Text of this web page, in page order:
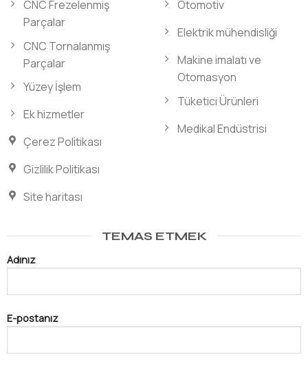
CNC Frezelenmiş
Parçalar
CNC Tornalanmış
Parçalar
Yüzey İşlem
Ek hizmetler
Çerez Politikası
Gizlilik Politikası
Site haritası
Otomotiv
Elektrik mühendisliği
Makine imalatı ve
Otomasyon
Tüketici Ürünleri
Medikal Endüstrisi
TEMAS ETMEK
Adınız
E-postanız